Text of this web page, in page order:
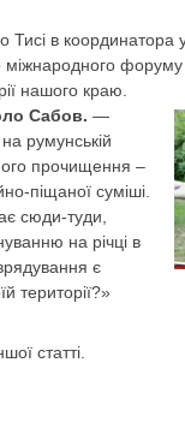
в координатора
форуму
нашого краю.
Сабов. —
румунській
прочищення –
піщаної суміші.
сюди-туди,
на річці в
є
території?»
статті.